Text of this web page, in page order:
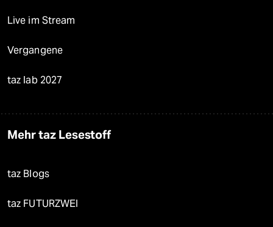
Live im Stream
Vergangene
taz lab 2027
Mehr taz Lesestoff
taz Blogs
taz FUTURZWEI